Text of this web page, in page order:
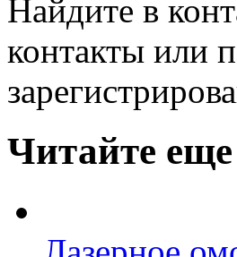
Найдите в
контакты или
Читайте